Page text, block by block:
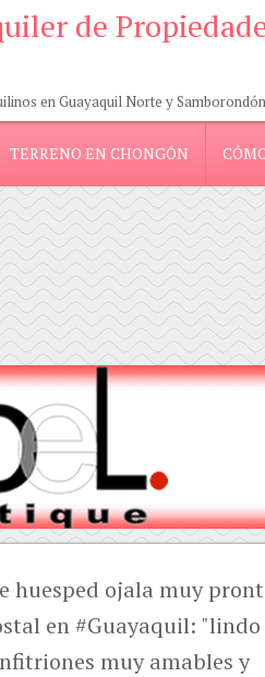
de
en Guayaquil Norte y
TERRENO EN CHONGÓN
huesped ojala muy
en #Guayaquil:
muy amables y